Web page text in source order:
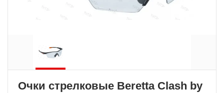
Очки стрелковые Beretta Clash by